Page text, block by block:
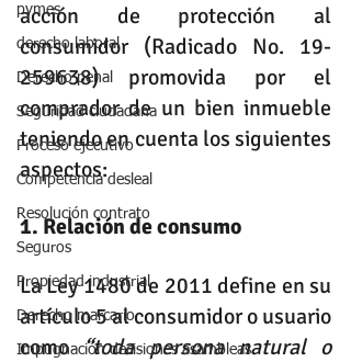
pymes
derecho laboral
Derecho penal
Seguridad ciudadana
Proceso ejecutivo
Competencia desleal
Resolución contrato
Seguros
Propiedad industrial
Derecho marcario
Impugnación decisiones asambleas
acción de protección al
consumidor (Radicado No. 19-
259638) promovida por el
comprador de un bien inmueble
teniendo en cuenta los siguientes
aspectos:
1. Relación de consumo
La Ley 1480 de 2011 define en su
artículo 5 al consumidor o usuario
como “toda persona natural o